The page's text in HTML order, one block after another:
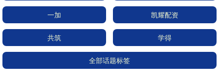
一加 凯耀配资
共筑 学得
全部话题标签